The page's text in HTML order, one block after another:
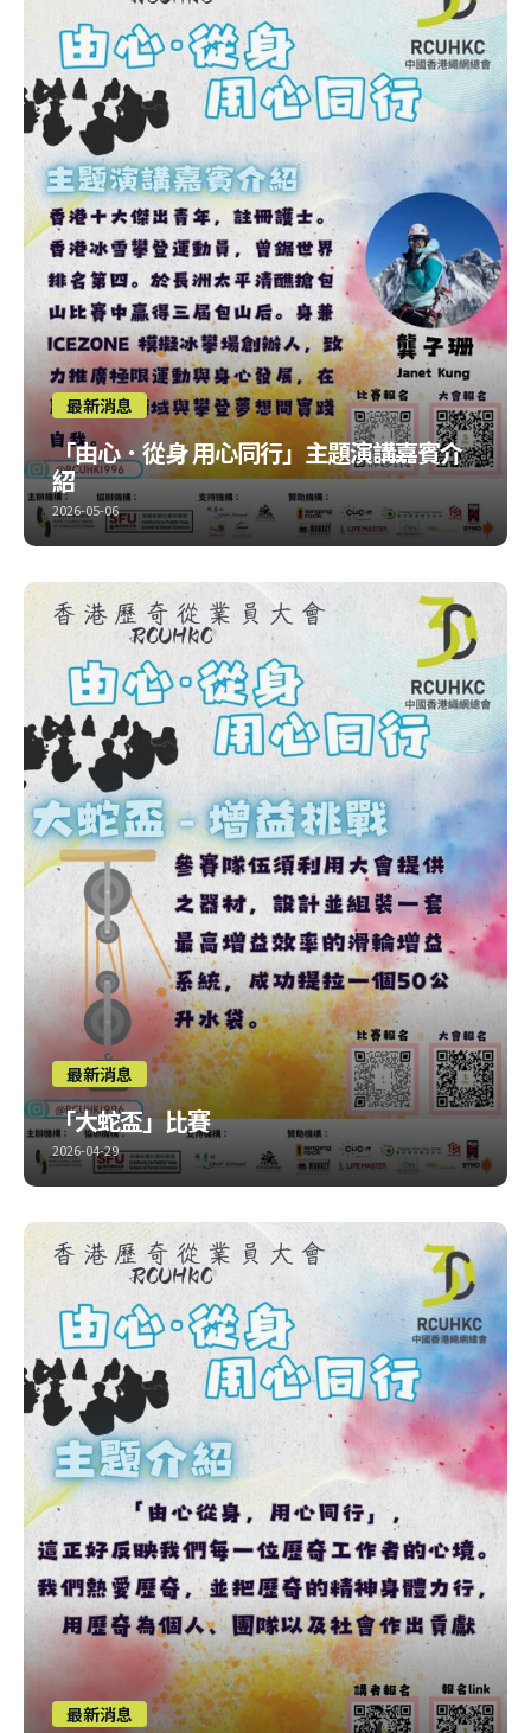
最新消息
「由心．從身 用心同行」主題演講嘉賓介
紹
2026-05-06
嚟一個合體，將兩位主講嘉賓嘅簡介放埋一齊等大家容易睇！
https://forms.gle/511J8NLwtLCYX2G36 大會報名：
https://forms.gle/dhZvfRee4zANM3B79
最新消息
「大蛇盃」比賽
2026-04-29
嚟緊大會，又點會少咗「大蛇盃」比賽！
今年又有新嘢
https://forms.gle/511J8NLwtLCYX2G36 大會報名：
https://forms.gle/dhZvfRee4zANM3B79
最新消息